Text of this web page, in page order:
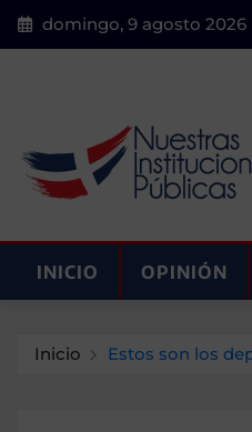
Saltar
al
domingo, 9 agosto 2026
INICIO OPINIÓN
Inicio Estos son los